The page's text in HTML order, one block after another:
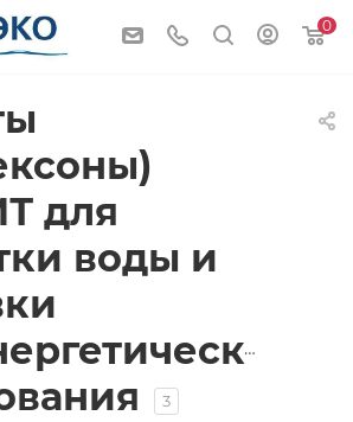
0
для
воды и
3